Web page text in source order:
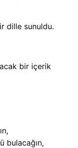
dille sunuldu.
bir içerik
bulacağın,